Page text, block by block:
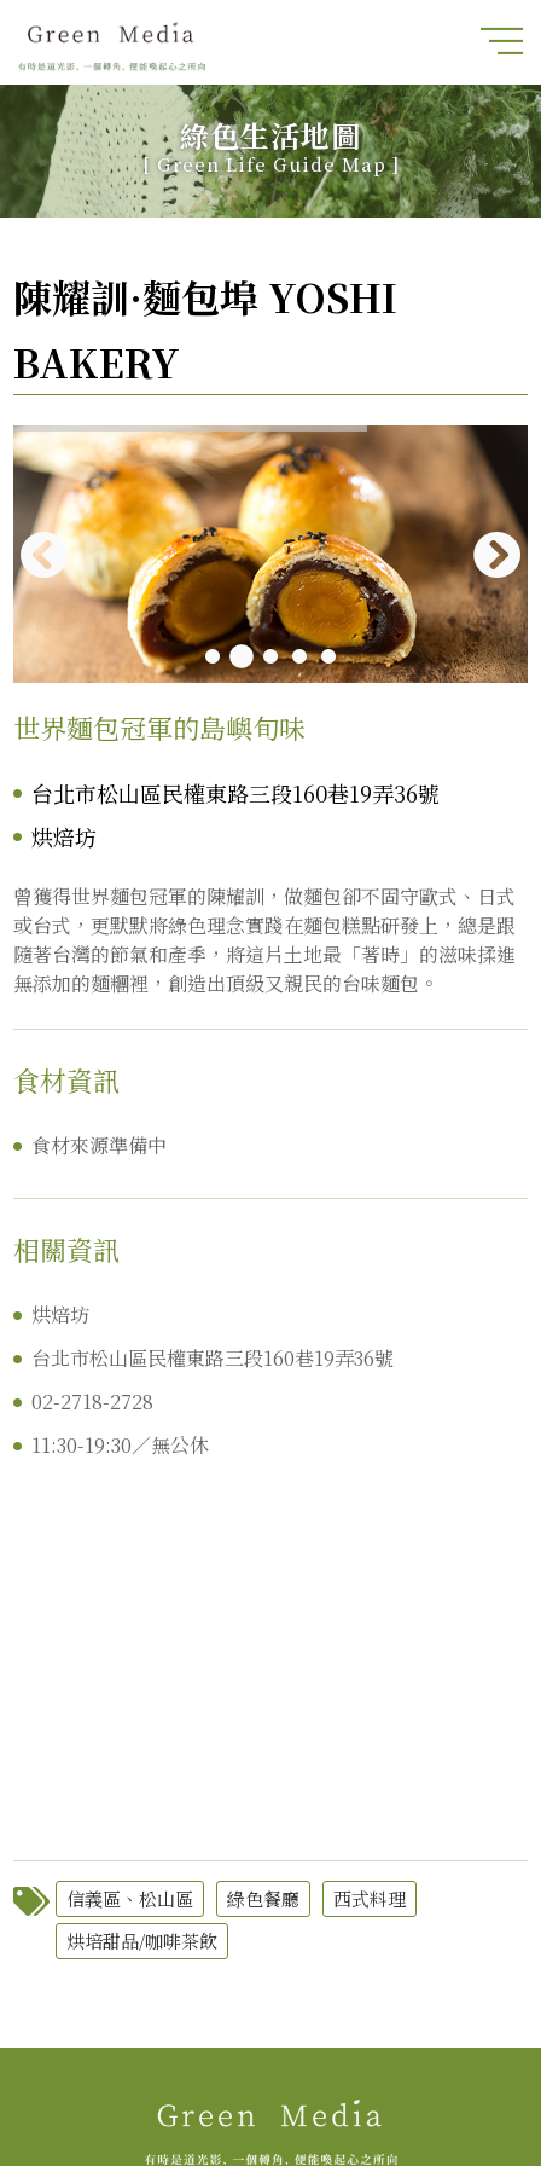
綠色生活地圖
[ Green Life Guide Map]
陳耀訓·麵包埠 YOSHI
BAKERY
世界麵包冠軍的島嶼旬味
台北市松山區民權東路三段160巷19弄36號
烘焙坊
曾獲得世界麵包冠軍的陳耀訓，做麵包卻不固守歐式、日式
或台式，更默默將綠色理念實踐在麵包糕點研發上，總是跟
隨著台灣的節氣和產季，將這片土地最「著時」的滋味揉進
無添加的麵糰裡，創造出頂級又親民的台味麵包。
食材資訊
食材來源準備中
相關資訊
烘焙坊
台北市松山區民權東路三段160巷19弄36號
02-2718-2728
11:30-19:30／無公休
信義區、松山區 綠色餐廳
西式料理
烘培甜品/咖啡茶飲